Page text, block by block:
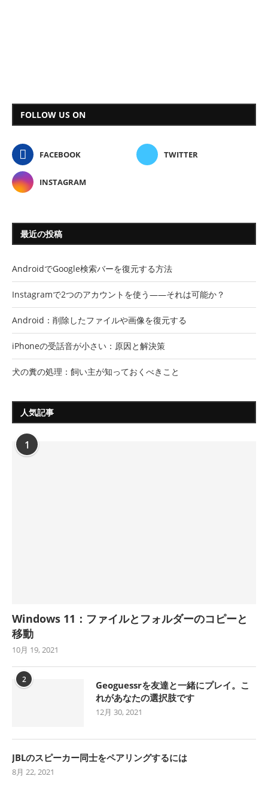
FOLLOW US ON
FACEBOOK TWITTER
INSTAGRAM
最近の投稿
AndroidでGoogle検索バーを復元する方法
Instagramで2つのアカウントを使う――それは可能か？
Android：削除したファイルや画像を復元する
iPhoneの受話音が小さい：原因と解決策
犬の糞の処理：飼い主が知っておくべきこと
人気記事
1
Windows 11：ファイルとフォルダーのコピーと
移動
10月 19, 2021
2
Geoguessrを友達と一緒にプレイ。こ
れがあなたの選択肢です
12月 30, 2021
JBLのスピーカー同士をペアリングするには
8月 22, 2021